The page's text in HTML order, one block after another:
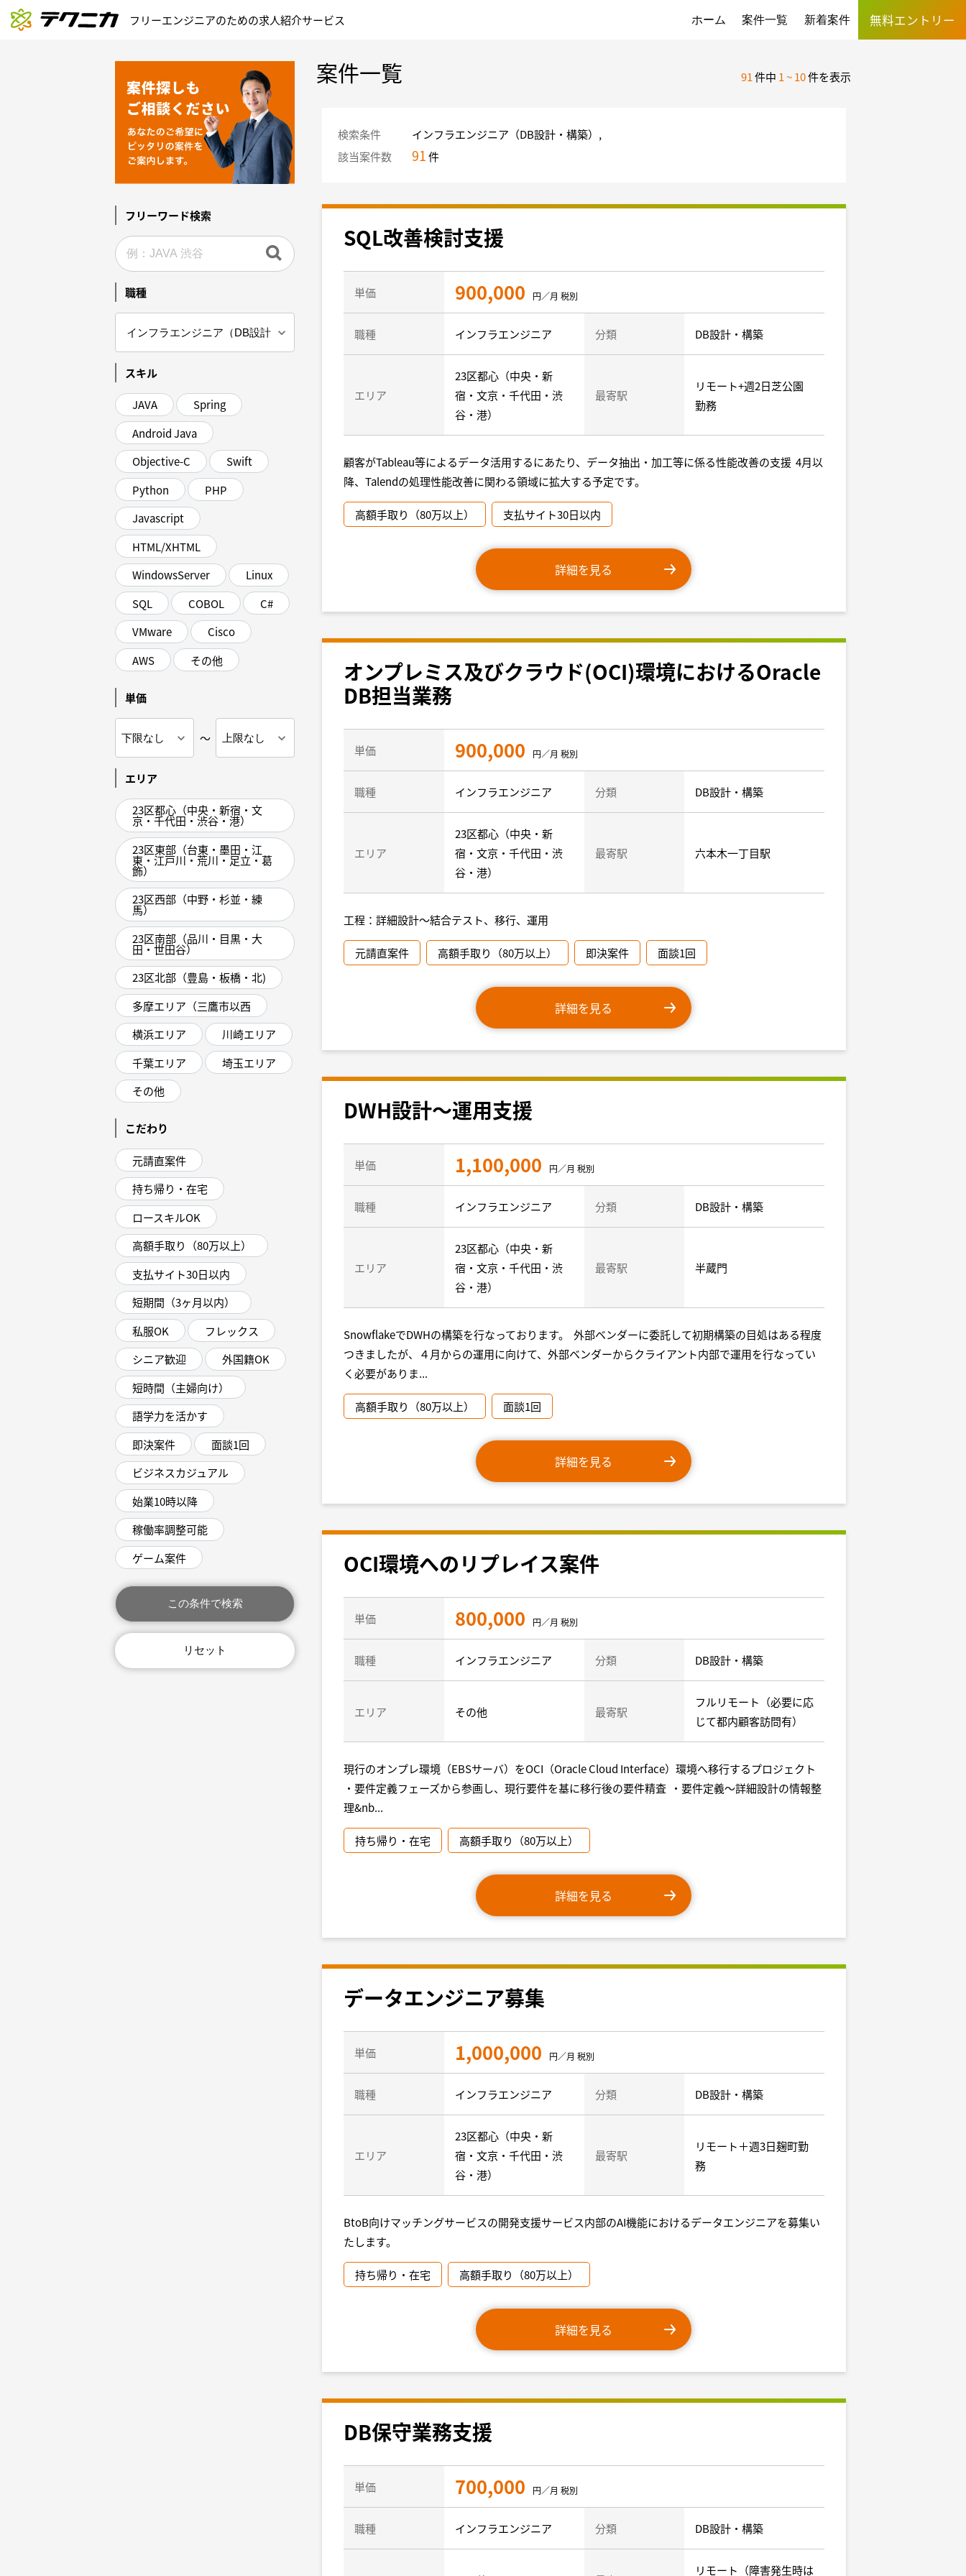
フリーエンジニアのための求人紹介サービス 無料エントリー
ホーム 案件一覧 新着案件
案件一覧 91件中 1~10件を表示
検索条件
インフラエンジニア（DB設計・構築）,
該当案件数
91件
フリーワード検索
職種
スキル
JAVA
Spring
Android Java
Objective-C
Swift
Python
PHP
Javascript
HTML/XHTML
WindowsServer
Linux
SQL
COBOL
C#
VMware
Cisco
AWS
その他
単価
～
エリア
23区都心（中央・新宿・文
京・千代田・渋谷・港）
23区東部（台東・墨田・江
東・江戸川・荒川・足立・葛
飾）
23区西部（中野・杉並・練
馬）
23区南部（品川・目黒・大
田・世田谷）
23区北部（豊島・板橋・北)
多摩エリア（三鷹市以西
横浜エリア
川崎エリア
千葉エリア
埼玉エリア
その他
こだわり
元請直案件
持ち帰り・在宅
ロースキルOK
高額手取り（80万以上）
支払サイト30日以内
短期間（3ヶ月以内）
私服OK
フレックス
シニア歓迎
外国籍OK
短時間（主婦向け）
語学力を活かす
即決案件
面談1回
ビジネスカジュアル
始業10時以降
稼働率調整可能
ゲーム案件
SQL改善検討支援
単価 900,000 円／月 税別
職種 インフラエンジニア 分類 DB設計・構築
エリア
23区都心（中央・新
宿・文京・千代田・渋
谷・港）
最寄駅
リモート+週2日芝公園
勤務
顧客がTableau等によるデータ活用するにあたり、データ抽出・加工等に係る性能改善の支援 4月以
降、Talendの処理性能改善に関わる領域に拡大する予定です。
高額手取り（80万以上） 支払サイト30日以内
詳細を見る
オンプレミス及びクラウド(OCI)環境におけるOracle
DB担当業務
単価 900,000 円／月 税別
職種 インフラエンジニア 分類 DB設計・構築
エリア
23区都心（中央・新
宿・文京・千代田・渋
谷・港）
最寄駅 六本木一丁目駅
工程：詳細設計～結合テスト、移行、運用
元請直案件 高額手取り（80万以上） 即決案件 面談1回
詳細を見る
DWH設計〜運用支援
単価 1,100,000 円／月 税別
職種 インフラエンジニア 分類 DB設計・構築
エリア
23区都心（中央・新
宿・文京・千代田・渋
谷・港）
最寄駅 半蔵門
SnowflakeでDWHの構築を行なっております。 外部ベンダーに委託して初期構築の目処はある程度
つきましたが、４月からの運用に向けて、外部ベンダーからクライアント内部で運用を行なってい
く必要がありま...
高額手取り（80万以上） 面談1回
詳細を見る
OCI環境へのリプレイス案件
単価 800,000 円／月 税別
職種 インフラエンジニア 分類 DB設計・構築
エリア その他 最寄駅
フルリモート（必要に応
じて都内顧客訪問有）
現行のオンプレ環境（EBSサーバ）をOCI（Oracle Cloud Interface）環境へ移行するプロジェクト
・要件定義フェーズから参画し、現行要件を基に移行後の要件精査 ・要件定義～詳細設計の情報整
理&nb...
持ち帰り・在宅 高額手取り（80万以上）
詳細を見る
データエンジニア募集
単価 1,000,000 円／月 税別
職種 インフラエンジニア 分類 DB設計・構築
エリア
23区都心（中央・新
宿・文京・千代田・渋
谷・港）
最寄駅
リモート＋週3日麹町勤
務
BtoB向けマッチングサービスの開発支援サービス内部のAI機能におけるデータエンジニアを募集い
たします。
持ち帰り・在宅 高額手取り（80万以上）
詳細を見る
DB保守業務支援
単価 700,000 円／月 税別
職種 インフラエンジニア 分類 DB設計・構築
リモート（障害発生時は